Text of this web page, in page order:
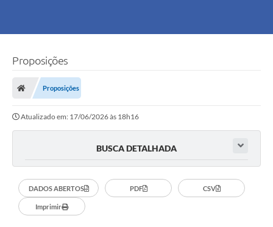
Proposições
Proposições
Atualizado em: 17/06/2026 às 18h16
BUSCA DETALHADA
DADOS ABERTOS PDF CSV
Imprimir